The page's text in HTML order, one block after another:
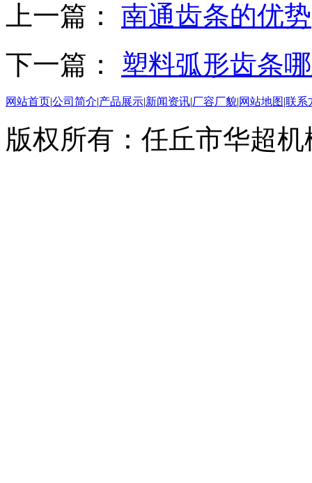
上一篇： 南通齿条的优势
下一篇： 塑料弧形齿条
网站首页|公司简介|产品展示|新闻资讯|厂容厂貌|网站地图|联系
版权所有：任丘市华超